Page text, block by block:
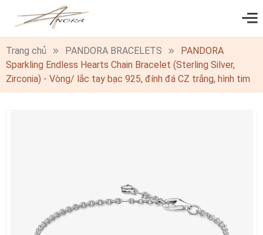
0
Trang chủ PANDORA BRACELETS
PANDORA
Sparkling Endless Hearts Chain Bracelet (Sterling Silver,
Zirconia) - Vòng/ lắc tay bạc 925, đính đá CZ trắng, hình tim